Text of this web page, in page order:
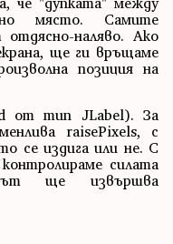
място. Самите
наляво. Ако
ще ги връщаме
позиция на
от тип JLabel). За
raisePixels, с
се издига или не. С
силата
ще извършва